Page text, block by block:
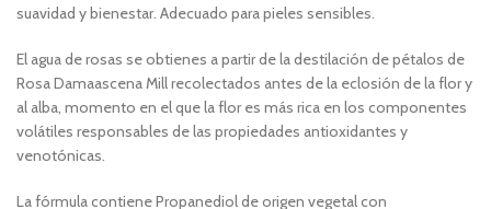
suavidad y bienestar. Adecuado para pieles sensibles.
El agua de rosas se obtienes a partir de la destilación de pétalos de
Rosa Damaascena Mill recolectados antes de la eclosión de la flor y
al alba, momento en el que la flor es más rica en los componentes
volátiles responsables de las propiedades antioxidantes y
venotónicas.
La fórmula contiene Propanediol de origen vegetal con